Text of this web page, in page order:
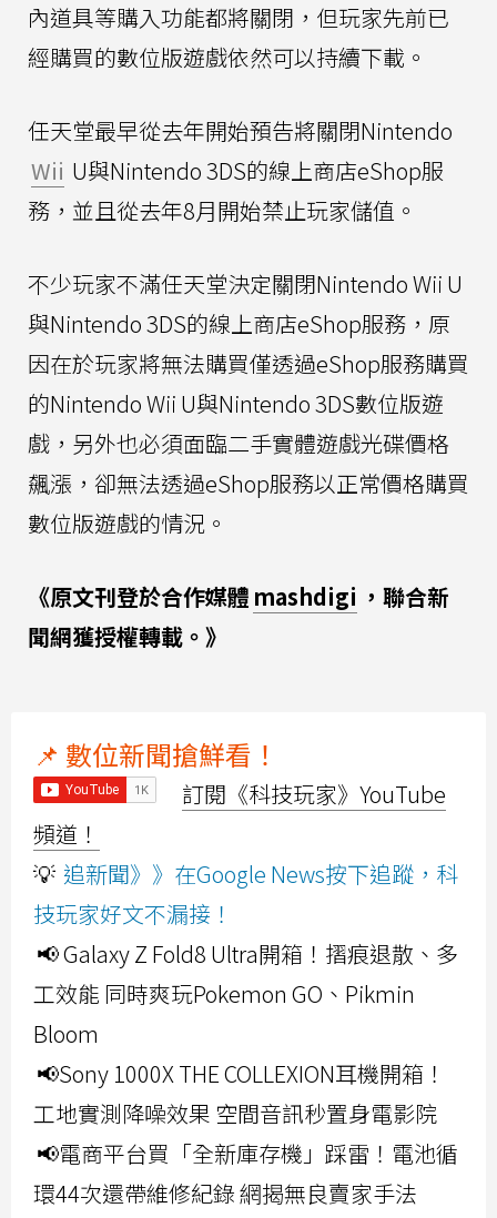
內道具等購入功能都將關閉，但玩家先前已
經購買的數位版遊戲依然可以持續下載。
任天堂最早從去年開始預告將關閉Nintendo
Wii U與Nintendo 3DS的線上商店eShop服
務，並且從去年8月開始禁止玩家儲值。
不少玩家不滿任天堂決定關閉Nintendo Wii U
與Nintendo 3DS的線上商店eShop服務，原
因在於玩家將無法購買僅透過eShop服務購買
的Nintendo Wii U與Nintendo 3DS數位版遊
戲，另外也必須面臨二手實體遊戲光碟價格
飆漲，卻無法透過eShop服務以正常價格購買
數位版遊戲的情況。
《原文刊登於合作媒體 mashdigi ，聯合新
聞網獲授權轉載。》
📌 數位新聞搶鮮看！
訂閱《科技玩家》YouTube
頻道！
💡 追新聞》》在Google News按下追蹤，科
技玩家好文不漏接！
📢 Galaxy Z Fold8 Ultra開箱！摺痕退散、多
工效能 同時爽玩Pokemon GO、Pikmin
Bloom
📢Sony 1000X THE COLLEXION耳機開箱！
工地實測降噪效果 空間音訊秒置身電影院
📢電商平台買「全新庫存機」踩雷！電池循
環44次還帶維修紀錄 網揭無良賣家手法